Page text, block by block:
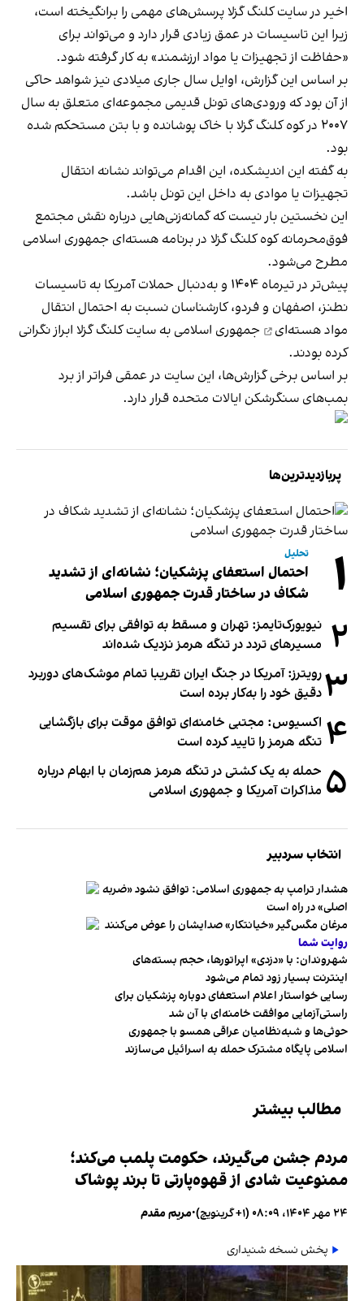
اخیر در سایت کلنگ گزلا پرسش‌های مهمی را برانگیخته است،
زیرا این تاسیسات در عمق زیادی قرار دارد و می‌تواند برای
«حفاظت از تجهیزات یا مواد ارزشمند» به کار گرفته شود.
بر اساس این گزارش، اوایل سال جاری میلادی نیز شواهد حاکی
از آن بود که ورودی‌های تونل‌ قدیمی مجموعه‌ای متعلق به سال
۲۰۰۷ در کوه کلنگ گزلا با خاک پوشانده و با بتن مستحکم شده
بود.
به گفته این اندیشکده، این اقدام می‌تواند نشانه انتقال
تجهیزات یا موادی به داخل این تونل‌ باشد.
این نخستین بار نیست که گمانه‌زنی‌هایی درباره نقش مجتمع
فوق‌محرمانهکوه کلنگ ‌گزلا در برنامه هسته‌ای جمهوری اسلامی
مطرح می‌شود.
پیش‌تر در تیرماه ۱۴۰۴ و به‌دنبال حملات آمریکا به تاسیسات
نطنز، اصفهان و فردو، کارشناسان نسبت به احتمال انتقال
مواد هسته‌ای
جمهوری اسلامی به سایت کلنگ ‌گزلا ابراز نگرانی
کرده بودند.
بر اساس برخی گزارش‌ها، این سایت در عمقی فراتر از برد
بمب‌های سنگرشکن ایالات متحده قرار دارد.
پربازدیدترین‌ها
۱ تحلیل
احتمال استعفای پزشکیان؛ نشانه‌ای از تشدید
شکاف در ساختار قدرت جمهوری اسلامی
۲ نیویورک‌تایمز: تهران و مسقط به توافقی برای تقسیم
مسیرهای تردد در تنگه هرمز نزدیک شده‌اند
۳رویترز: آمریکا در جنگ ایران تقریبا تمام موشک‌های دوربرد
دقیق خود را به‌کار برده است
۴ اکسیوس: مجتبی خامنه‌ای توافق موقت برای بازگشایی
تنگه هرمز را تایید کرده است
۵ حمله به یک کشتی در تنگه هرمز هم‌زمان با ابهام درباره
مذاکرات آمریکا و جمهوری اسلامی
انتخاب سردبیر
هشدار ترامپ به جمهوری اسلامی: توافق نشود «ضربه
اصلی» در راه است
مرغان مگس‌گیر «خیانتکار» صدایشان را عوض می‌کنند
روایت شما
شهروندان:‌ با «دزدی» اپراتورها، حجم بسته‌های
اینترنت بسیار زود تمام می‌شود
رسایی خواستار اعلام استعفای دوباره پزشکیان برای
راستی‌آزمایی موافقت خامنه‌ای با آن شد
حوثی‌ها و شبه‌نظامیان عراقی همسو با جمهوری
اسلامی پایگاه مشترک حمله به اسرائیل می‌سازند
مطالب بیشتر
مردم جشن می‌گیرند، حکومت پلمب می‌کند؛
ممنوعیت شادی از قهوه‌پارتی تا برند پوشاک
۲۴ مهر ۱۴۰۴، ۰۸:۰۹ (‎+۱ گرینویچ) •مریم مقدم
پخش نسخه شنیداری